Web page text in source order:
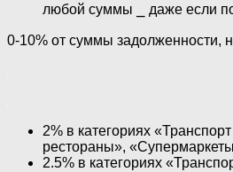
любой суммы ⎯ даже если
0-10% от суммы задолженности,
2% в категориях
рестораны»,
2.5% в категориях